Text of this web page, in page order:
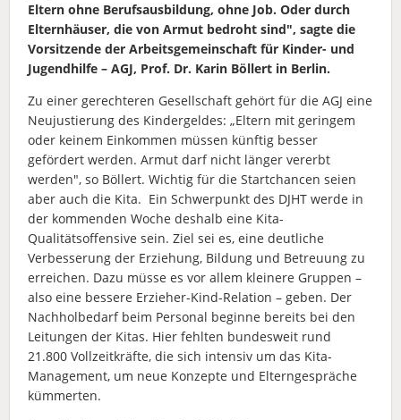
Eltern ohne Berufsausbildung, ohne Job. Oder durch
Elternhäuser, die von Armut bedroht sind", sagte die
Vorsitzende der Arbeitsgemeinschaft für Kinder- und
Jugendhilfe – AGJ, Prof. Dr. Karin Böllert in Berlin.
Zu einer gerechteren Gesellschaft gehört für die AGJ eine
Neujustierung des Kindergeldes: „Eltern mit geringem
oder keinem Einkommen müssen künftig besser
gefördert werden. Armut darf nicht länger vererbt
werden", so Böllert. Wichtig für die Startchancen seien
aber auch die Kita. Ein Schwerpunkt des DJHT werde in
der kommenden Woche deshalb eine Kita-
Qualitätsoffensive sein. Ziel sei es, eine deutliche
Verbesserung der Erziehung, Bildung und Betreuung zu
erreichen. Dazu müsse es vor allem kleinere Gruppen –
also eine bessere Erzieher-Kind-Relation – geben. Der
Nachholbedarf beim Personal beginne bereits bei den
Leitungen der Kitas. Hier fehlten bundesweit rund
21.800 Vollzeitkräfte, die sich intensiv um das Kita-
Management, um neue Konzepte und Elterngespräche
kümmerten.